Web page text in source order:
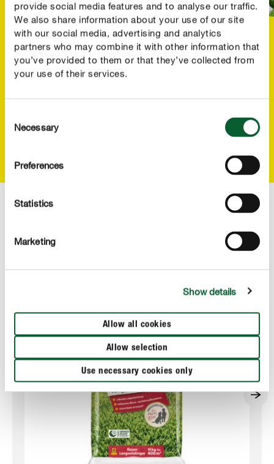
provide social media features and to analyse our traffic.
We also share information about your use of our site
with our social media, advertising and analytics
partners who may combine it with other information that
you’ve provided to them or that they’ve collected from
your use of their services.
Selection
Necessary
Preferences
Statistics
Marketing
Show details
Allow all cookies
Allow selection
Use necessary cookies only
COMPO RASEN-NEWSLETTER
Jetzt anmelden und gewinnen!
Jetzt mit wenigen Klicks zu unserem neuen Rasen-
gewinnen.